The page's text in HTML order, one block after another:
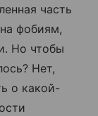
часть
фобиям,
Но чтобы
Нет,
о какой-